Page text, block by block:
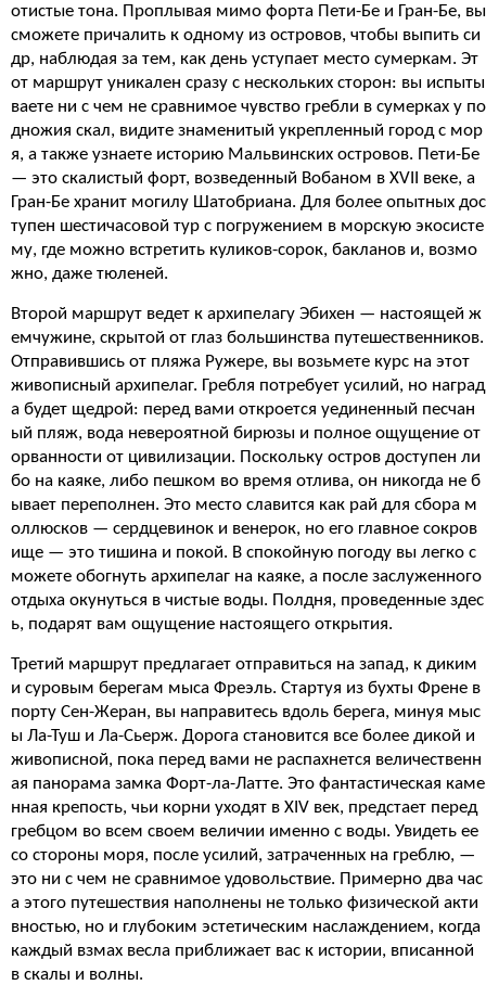
отистые тона. Проплывая мимо форта Пети-Бе и Гран-Бе, вы
сможете причалить к одному из островов, чтобы выпить си
др, наблюдая за тем, как день уступает место сумеркам. Эт
от маршрут уникален сразу с нескольких сторон: вы испыты
ваете ни с чем не сравнимое чувство гребли в сумерках у по
дножия скал, видите знаменитый укрепленный город с мор
я, а также узнаете историю Мальвинских островов. Пети-Бе
— это скалистый форт, возведенный Вобаном в XVII веке, а
Гран-Бе хранит могилу Шатобриана. Для более опытных дос
тупен шестичасовой тур с погружением в морскую экосисте
му, где можно встретить куликов-сорок, бакланов и, возмо
жно, даже тюленей.
Второй маршрут ведет к архипелагу Эбихен — настоящей ж
емчужине, скрытой от глаз большинства путешественников.
Отправившись от пляжа Ружере, вы возьмете курс на этот
живописный архипелаг. Гребля потребует усилий, но наград
а будет щедрой: перед вами откроется уединенный песчан
ый пляж, вода невероятной бирюзы и полное ощущение от
орванности от цивилизации. Поскольку остров доступен ли
бо на каяке, либо пешком во время отлива, он никогда не б
ывает переполнен. Это место славится как рай для сбора м
оллюсков — сердцевинок и венерок, но его главное сокров
ище — это тишина и покой. В спокойную погоду вы легко с
можете обогнуть архипелаг на каяке, а после заслуженного
отдыха окунуться в чистые воды. Полдня, проведенные здес
ь, подарят вам ощущение настоящего открытия.
Третий маршрут предлагает отправиться на запад, к диким
и суровым берегам мыса Фреэль. Стартуя из бухты Френе в
порту Сен-Жеран, вы направитесь вдоль берега, минуя мыс
ы Ла-Туш и Ла-Сьерж. Дорога становится все более дикой и
живописной, пока перед вами не распахнется величественн
ая панорама замка Форт-ла-Латте. Это фантастическая каме
нная крепость, чьи корни уходят в XIV век, предстает перед
гребцом во всем своем величии именно с воды. Увидеть ее
со стороны моря, после усилий, затраченных на греблю, —
это ни с чем не сравнимое удовольствие. Примерно два час
а этого путешествия наполнены не только физической акти
вностью, но и глубоким эстетическим наслаждением, когда
каждый взмах весла приближает вас к истории, вписанной
в скалы и волны.